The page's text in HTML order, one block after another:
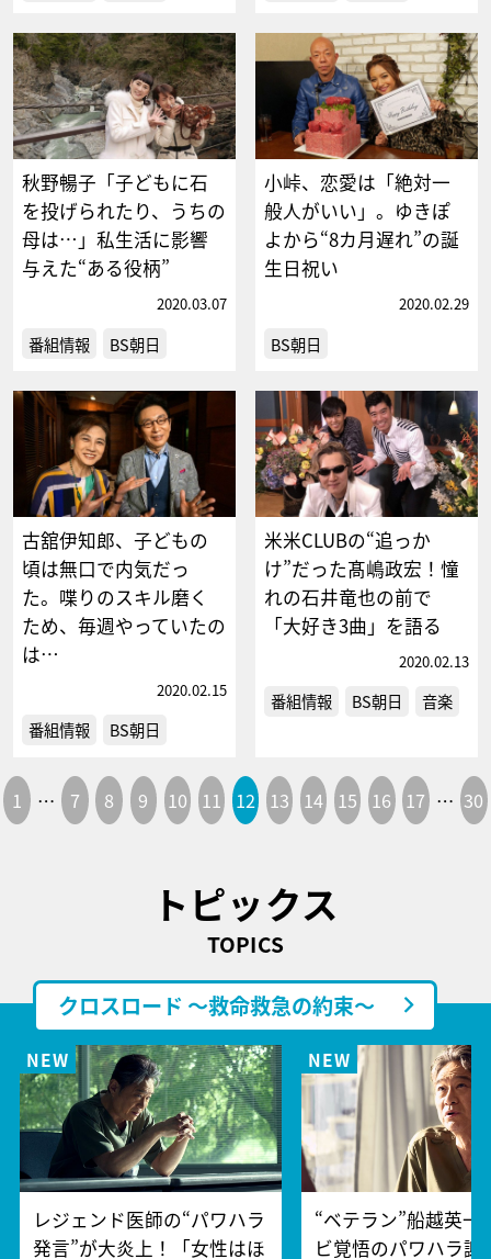
秋野暢子「子どもに石
を投げられたり、うちの
母は…」私生活に影響
与えた“ある役柄”
2020.03.07
番組情報 BS朝日
小峠、恋愛は「絶対一
般人がいい」。ゆきぽ
よから“8カ月遅れ”の誕
生日祝い
2020.02.29
BS朝日
古舘伊知郎、子どもの
頃は無口で内気だっ
た。喋りのスキル磨く
ため、毎週やっていたの
は…
2020.02.15
番組情報 BS朝日
米米CLUBの“追っか
け”だった髙嶋政宏！憧
れの石井竜也の前で
「大好き3曲」を語る
2020.02.13
番組情報 BS朝日 音楽
1 … 7 8 9 10 11 12 13 14 15 16 17 … 30
トピックス
TOPICS
クロスロード ～救命救急の約束～
レジェンド医師の“パワハラ
発言”が大炎上！「女性はほ
“ベテラン”船越英一
ビ覚悟のパワハラ謝